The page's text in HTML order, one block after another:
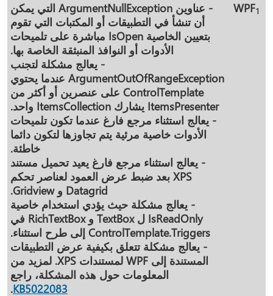
WPF1
- عناوين ArgumentNullException التي يمكن
أن تنشأ في التطبيقات أو المكتبات التي تقوم
بتعيين الخاصية IsOpen مباشرة على تلميحات
الأدوات أو النوافذ المنبثقة الخاصة بها.
- يعالج مشكلة لتجنب
ArgumentOutOfRangeException عندما يحتوي
ControlTemplate على عنصرين أو أكثر من
ItemsPresenter يشارك ItemsCollection واحد.
- يعالج استثناء مرجع فارغ عندما تكون تلميحات
الأدوات خاصية مرئية يتم تجاوزها لتكون دائما
خاطئة.
- يعالج استثناء مرجع فارغ يعيد تحميل مستند
XPS بعد ضبط عرض العمود لعناصر تحكم
Datagrid و Gridview.
- يعالج مشكلة حيث يؤدي استخدام خاصية
IsReadOnly ل TextBox و RichTextBox في
ControlTemplate.Triggers إلى طرح استثناء.
- يعالج مشكلة تتعلق بكيفية عرض التطبيقات
المستندة إلى WPF لمستندات XPS. لمزيد من
المعلومات حول هذه المشكلة، راجع
KB5022083
.